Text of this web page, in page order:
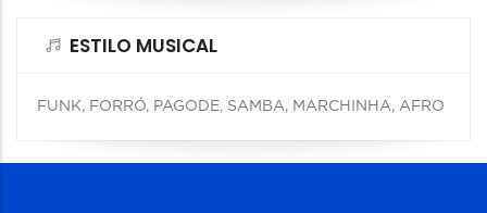
ESTILO MUSICAL
FUNK, FORRÓ, PAGODE, SAMBA, MARCHINHA, AFRO